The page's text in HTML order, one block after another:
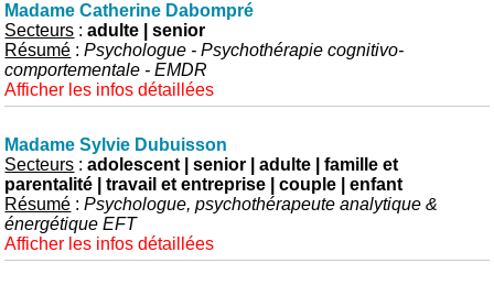
Madame Catherine Dabompré
Secteurs :adulte | senior
Résumé :Psychologue - Psychothérapie cognitivo-
comportementale - EMDR
Afficher les infos détaillées
Madame Sylvie Dubuisson
Secteurs :adolescent | senior | adulte | famille et
parentalité | travail et entreprise | couple | enfant
Résumé :Psychologue, psychothérapeute analytique &
énergétique EFT
Afficher les infos détaillées